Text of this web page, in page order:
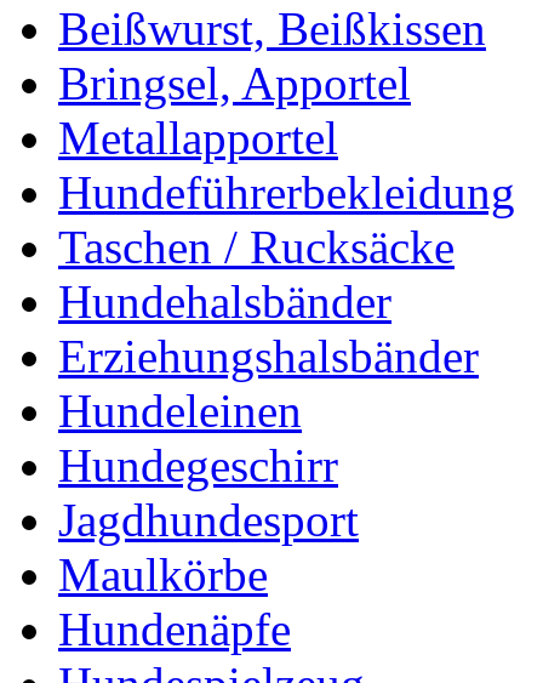
Beißwurst, Beißkissen
Bringsel, Apportel
Metallapportel
Hundeführerbekleidung
Taschen / Rucksäcke
Hundehalsbänder
Erziehungshalsbänder
Hundeleinen
Hundegeschirr
Jagdhundesport
Maulkörbe
Hundenäpfe